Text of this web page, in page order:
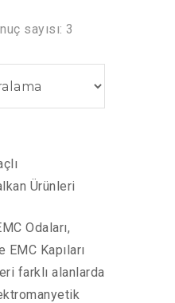
sayısı: 3
Ürünleri
Odaları,
EMC Kapıları
farklı alanlarda